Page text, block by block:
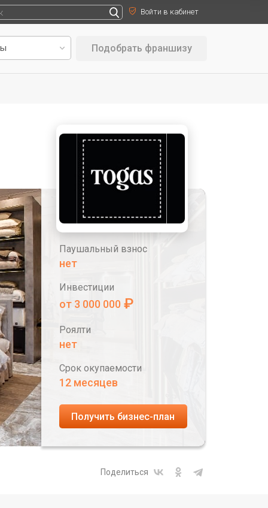
Войти в кабинет
Подобрать франшизу
Паушальный взнос
нет
Инвестиции
от 3 000 000 ₽
Роялти
нет
Срок окупаемости
12 месяцев
Получить бизнес-план
Поделиться